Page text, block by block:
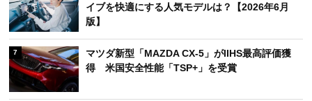
イブを快適にする人気モデルは？【2026年6月
版】
7
マツダ新型「MAZDA CX-5」がIIHS最高評価獲
得 米国安全性能「TSP+」を受賞